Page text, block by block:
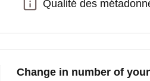
Qualité des métadonnées:
Qualité des
Change in number of